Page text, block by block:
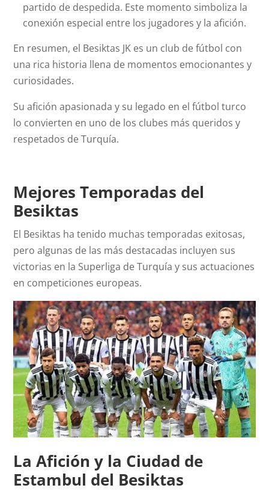
partido de despedida. Este momento simboliza la
conexión especial entre los jugadores y la afición.
En resumen, el Besiktas JK es un club de fútbol con
una rica historia llena de momentos emocionantes y
curiosidades.
Su afición apasionada y su legado en el fútbol turco
lo convierten en uno de los clubes más queridos y
respetados de Turquía.
Mejores Temporadas del
Besiktas
El Besiktas ha tenido muchas temporadas exitosas,
pero algunas de las más destacadas incluyen sus
victorias en la Superliga de Turquía y sus actuaciones
en competiciones europeas.
La Afición y la Ciudad de
Estambul del Besiktas